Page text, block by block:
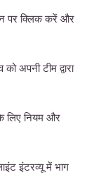
पर क्लिक करें और
अपनी टीम द्वारा
लिए नियम और
इंटरव्यू में भाग